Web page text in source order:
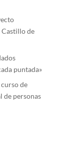
Castillo de
puntada»
de
de personas